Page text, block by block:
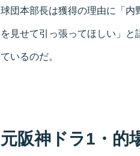
球団本部長は獲得の理由に「内
を見せて引っ張ってほしい」
ているのだ。
元阪神ドラ1・的